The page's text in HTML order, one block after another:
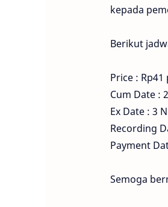
kepada
Berikut
Price :
Cum Date :
Ex Date : 3
Recording
Payment
Semoga